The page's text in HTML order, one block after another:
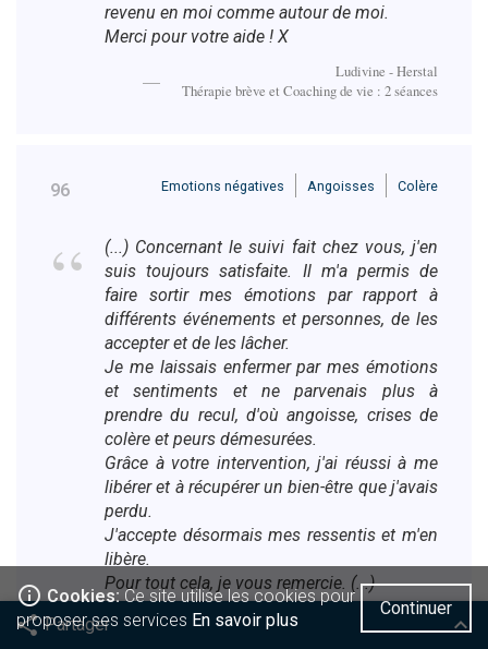
Continuer
info_outline Cookies:Ce site utilise les cookies pour
proposer ses services En savoir plus
revenu en moi comme autour de moi.
Merci pour votre aide ! X
Ludivine - Herstal
Thérapie brève et Coaching de vie : 2 séances
96 Emotions négatives Angoisses Colère
(...) Concernant le suivi fait chez vous, j'en
suis toujours satisfaite. Il m'a permis de
faire sortir mes émotions par rapport à
différents événements et personnes, de les
accepter et de les lâcher.
Je me laissais enfermer par mes émotions
et sentiments et ne parvenais plus à
prendre du recul, d'où angoisse, crises de
colère et peurs démesurées.
Grâce à votre intervention, j'ai réussi à me
libérer et à récupérer un bien-être que j'avais
perdu.
J'accepte désormais mes ressentis et m'en
libère.
Pour tout cela, je vous remercie. (...)
Marie-Louise - Plombières
Thérapie brève et Coaching de vie : 3 séances
share Partager
keyboard_arrow_up